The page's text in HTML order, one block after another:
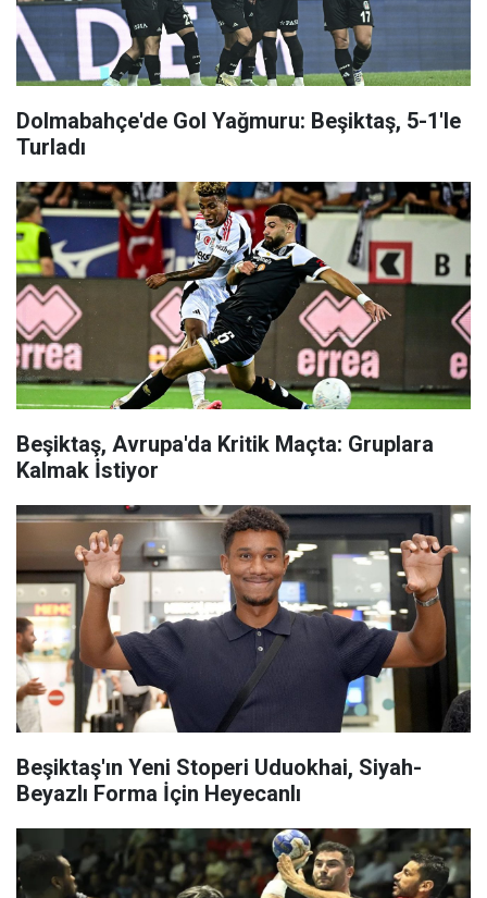
Dolmabahçe'de Gol Yağmuru: Beşiktaş, 5-1'le
Turladı
Beşiktaş, Avrupa'da Kritik Maçta: Gruplara
Kalmak İstiyor
Beşiktaş'ın Yeni Stoperi Uduokhai, Siyah-
Beyazlı Forma İçin Heyecanlı